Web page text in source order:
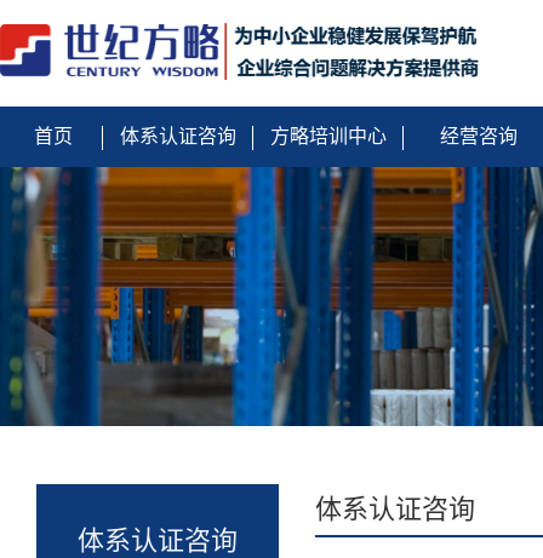
首页 体系认证咨询 方略培训中心 经营咨询
体系认证咨询
体系认证咨询